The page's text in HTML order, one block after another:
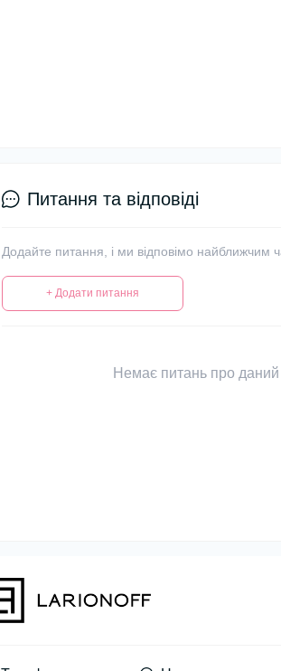
Питання та відповіді
Додайте питання, і ми відповімо найближчим
+ Додати питання
Немає питань про